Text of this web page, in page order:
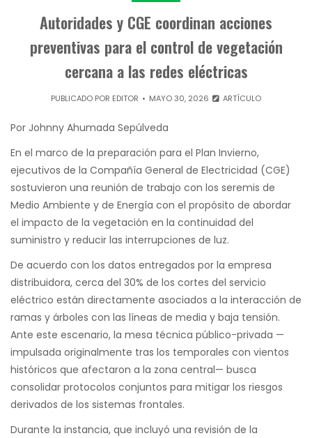
Autoridades y CGE coordinan acciones
preventivas para el control de vegetación
cercana a las redes eléctricas
PUBLICADO POR EDITOR MAYO 30, 2026 ARTÍCULO
Por Johnny Ahumada Sepúlveda
En el marco de la preparación para el Plan Invierno,
ejecutivos de la Compañía General de Electricidad (CGE)
sostuvieron una reunión de trabajo con los seremis de
Medio Ambiente y de Energía con el propósito de abordar
el impacto de la vegetación en la continuidad del
suministro y reducir las interrupciones de luz.
De acuerdo con los datos entregados por la empresa
distribuidora, cerca del 30% de los cortes del servicio
eléctrico están directamente asociados a la interacción de
ramas y árboles con las líneas de media y baja tensión.
Ante este escenario, la mesa técnica público-privada —
impulsada originalmente tras los temporales con vientos
históricos que afectaron a la zona central— busca
consolidar protocolos conjuntos para mitigar los riesgos
derivados de los sistemas frontales.
Durante la instancia, que incluyó una revisión de la